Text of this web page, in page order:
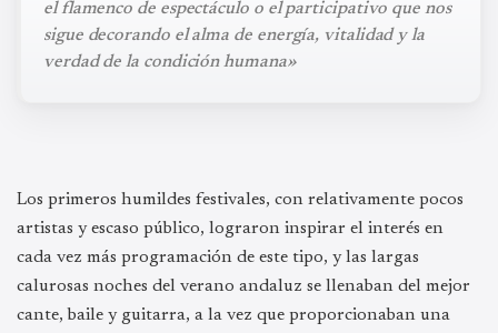
el flamenco de espectáculo o el participativo que nos
sigue decorando el alma de energía, vitalidad y la
verdad de la condición humana»
Los primeros humildes festivales, con relativamente pocos
artistas y escaso público, lograron inspirar el interés en
cada vez más programación de este tipo, y las largas
calurosas noches del verano andaluz se llenaban del mejor
cante, baile y guitarra, a la vez que proporcionaban una